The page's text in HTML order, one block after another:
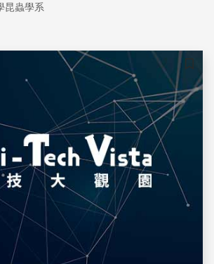
中的人文價值更尚待啟發
昆蟲學系
儲存